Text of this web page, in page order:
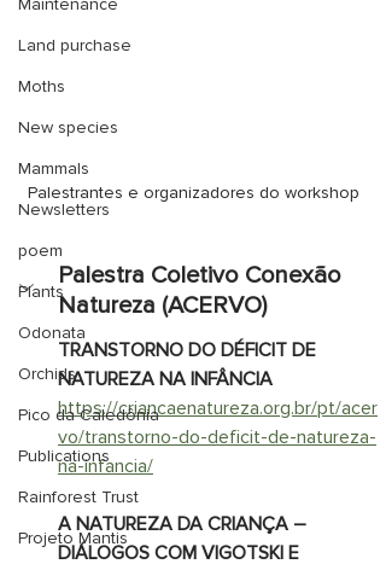
Maintenance
Land purchase
Moths
New species
Mammals
Newsletters
poem
Plants
Odonata
Orchids
Pico da Caledônia
Publications
Rainforest Trust
Projeto Mantis
Palestrantes e organizadores do workshop
Palestra Coletivo Conexão
Natureza (ACERVO)
TRANSTORNO DO DÉFICIT DE
NATUREZA NA INFÂNCIA
https://criancaenatureza.org.br/pt/acer
vo/transtorno-do-deficit-de-natureza-
na-infancia/
A NATUREZA DA CRIANÇA –
DIÁLOGOS COM VIGOTSKI E